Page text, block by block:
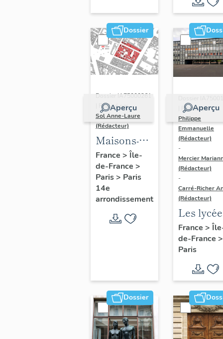
Dossier
Aperçu
Dossier IA75000261
| Réalisé par
Sol Anne-Laure
(Rédacteur)
Maisons-
immeubles
France > Île-
de-France >
Paris> Paris
14e
arrondissement
Aperçu
| Réalisé par
Philippe
Emmanuelle
(Rédacteur)
-
Mercier
(Rédacteur)
-
Carré-Richer
(Rédacteur)
Les
Jean-
Dondel
Roger
Dhuit
France >
de-France >
Paris
Dossier